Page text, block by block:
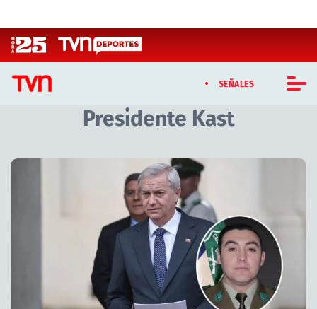
SEÑALES
CASTING MASTERCHEF CHILE
CASTING TVN VERTICAL
Presidente Kast
Artículos relacionados con Presidente Kast